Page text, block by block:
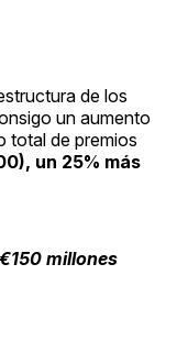
de los
un aumento
total de premios
un 25% más
millones